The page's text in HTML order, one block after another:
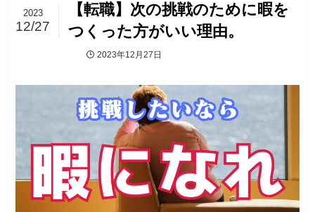
【転職】次の挑戦のために暇を
つくった方がいい理由。
2023
12/27
2023年12月27日